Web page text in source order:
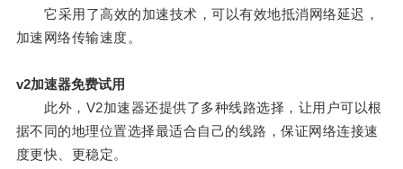
它采用了高效的加速技术，可以有效地抵消网络延迟，
加速网络传输速度。
v2加速器免费试用
此外，V2加速器还提供了多种线路选择，让用户可以根
据不同的地理位置选择最适合自己的线路，保证网络连接速
度更快、更稳定。